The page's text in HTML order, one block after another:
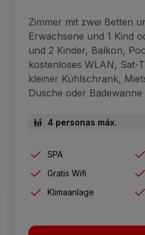
Zimmer mit zwei Betten
Erwachsene und 1 Kind
und 2 Kinder, Balkon,
kostenloses WLAN, Sat-
kleiner Kühlschrank,
Dusche oder Badewanne
4 personas máx.
SPA
Gratis Wifi
Klimaanlage